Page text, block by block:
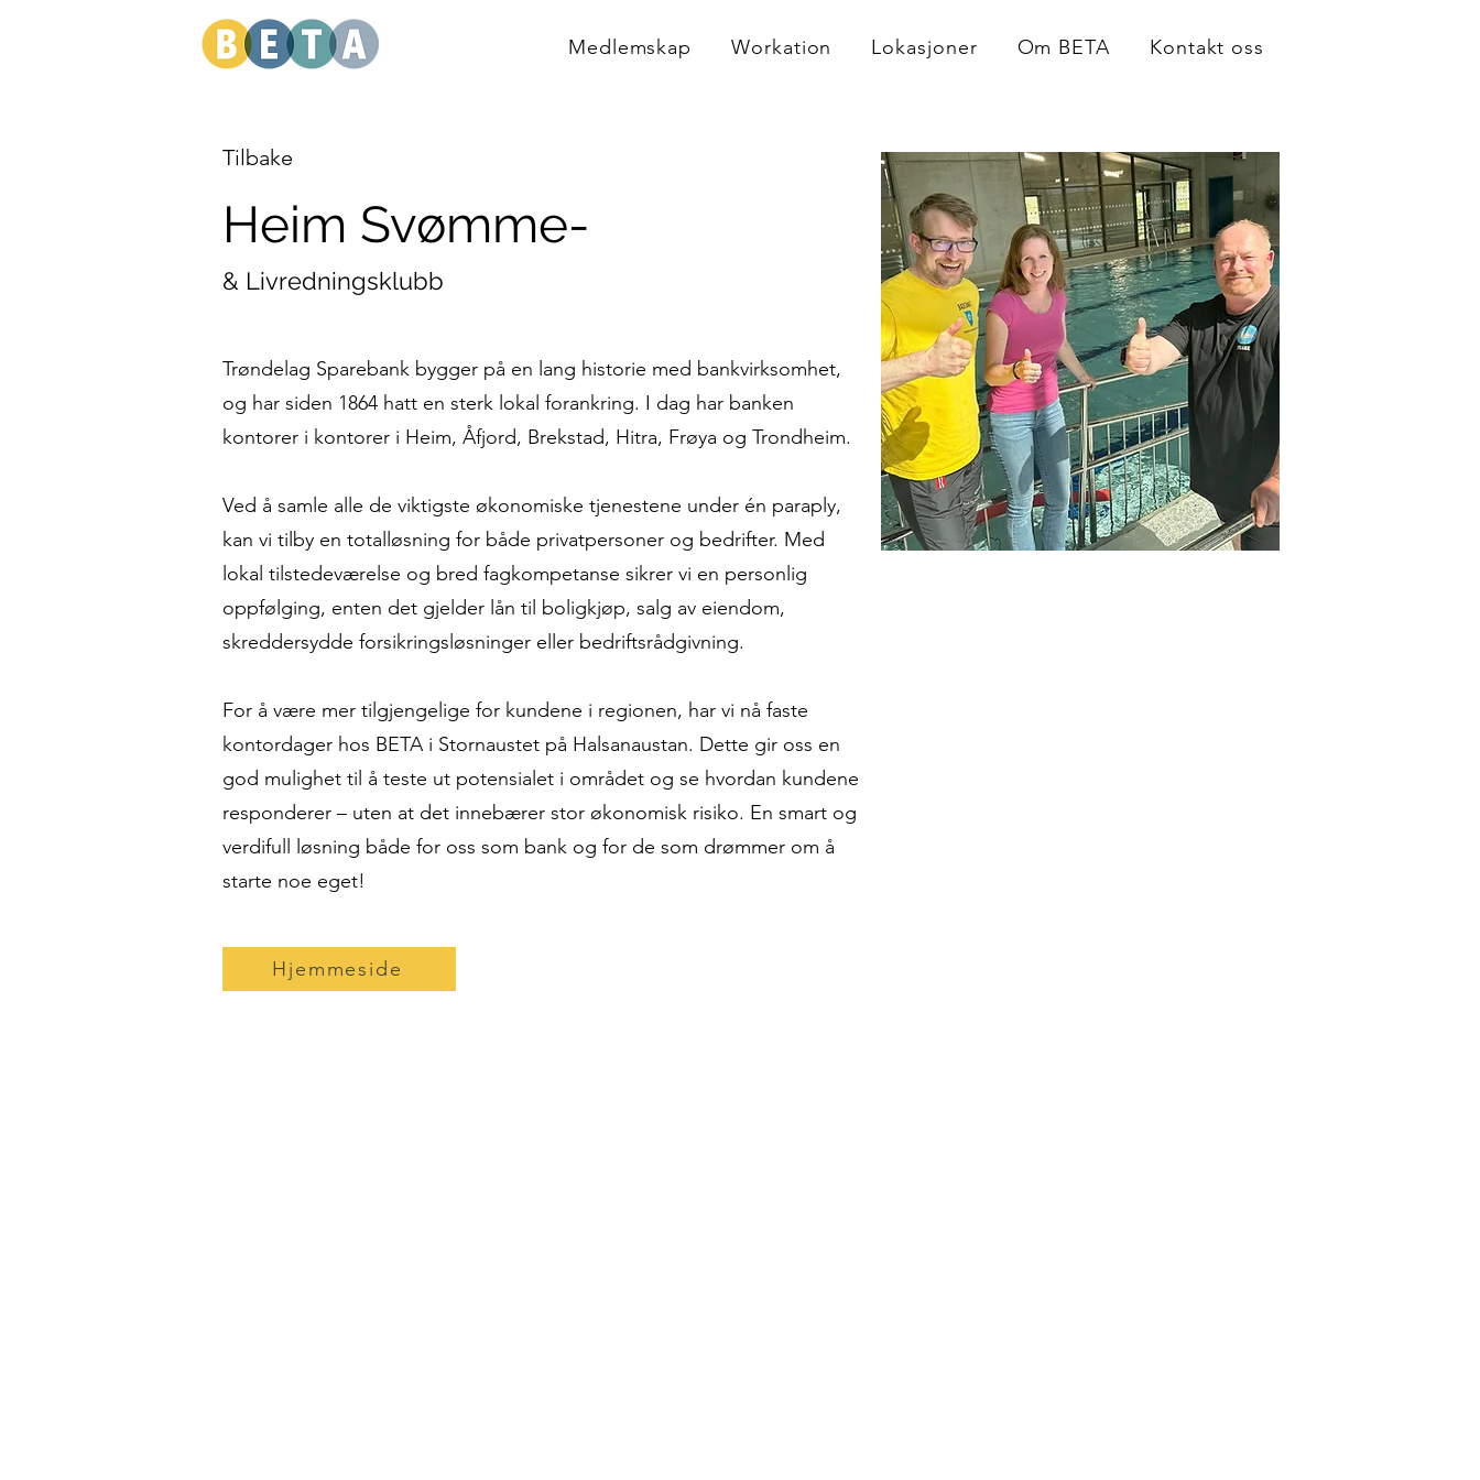
Medlemskap Workation Lokasjoner Om BETA Kontakt oss
Tilbake
Heim Svømme-
& Livredningsklubb
Trøndelag Sparebank bygger på en lang historie med bankvirksomhet,
og har siden 1864 hatt en sterk lokal forankring. I dag har banken
kontorer i kontorer i Heim, Åfjord, Brekstad, Hitra, Frøya og Trondheim.
Ved å samle alle de viktigste økonomiske tjenestene under én paraply,
kan vi tilby en totalløsning for både privatpersoner og bedrifter. Med
lokal tilstedeværelse og bred fagkompetanse sikrer vi en personlig
oppfølging, enten det gjelder lån til boligkjøp, salg av eiendom,
skreddersydde forsikringsløsninger eller bedriftsrådgivning.
For å være mer tilgjengelige for kundene i regionen, har vi nå faste
kontordager hos BETA i Stornaustet på Halsanaustan. Dette gir oss en
god mulighet til å teste ut potensialet i området og se hvordan kundene
responderer – uten at det innebærer stor økonomisk risiko. En smart og
verdifull løsning både for oss som bank og for de som drømmer om å
starte noe eget!
Hjemmeside